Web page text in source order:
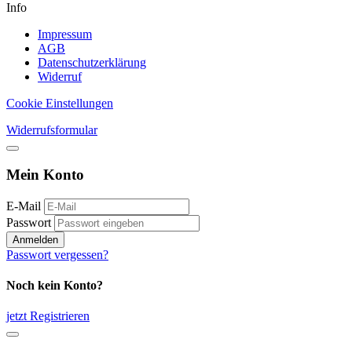
Info
Impressum
AGB
Datenschutzerklärung
Widerruf
Cookie Einstellungen
Widerrufsformular
Mein Konto
E-Mail
Passwort
Anmelden
Passwort vergessen?
Noch kein Konto?
jetzt Registrieren